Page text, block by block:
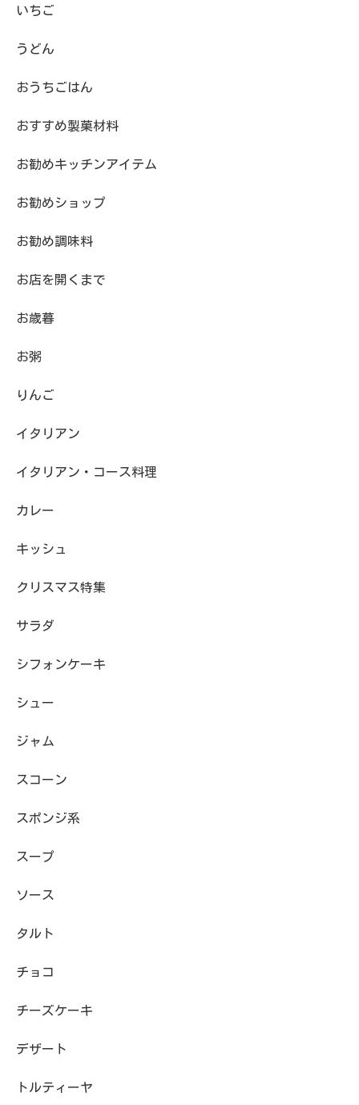
いちご
うどん
おうちごはん
おすすめ製菓材料
お勧めキッチンアイテム
お勧めショップ
お勧め調味料
お店を開くまで
お歳暮
お粥
りんご
イタリアン
イタリアン・コース料理
カレー
キッシュ
クリスマス特集
サラダ
シフォンケーキ
シュー
ジャム
スコーン
スポンジ系
スープ
ソース
タルト
チョコ
チーズケーキ
デザート
トルティーヤ